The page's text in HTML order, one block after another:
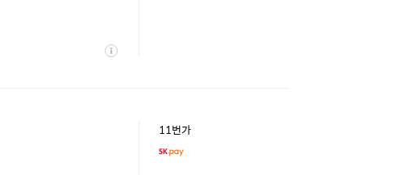
상
11번가